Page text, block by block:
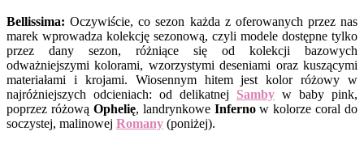
Bellissima: Oczywiście, co sezon każda z oferowanych przez nas
marek wprowadza kolekcję sezonową, czyli modele dostępne tylko
przez dany sezon, różniące się od kolekcji bazowych
odważniejszymi kolorami, wzorzystymi deseniami oraz kuszącymi
materiałami i krojami. Wiosennym hitem jest kolor różowy w
najróżniejszych odcieniach: od delikatnej Samby w baby pink,
poprzez różową Ophelię, landrynkowe Infernow kolorze coral do
soczystej, malinowej Romany (poniżej).